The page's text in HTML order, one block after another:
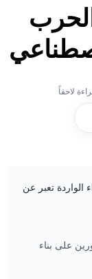
الواردة تعبر عن
على بناء